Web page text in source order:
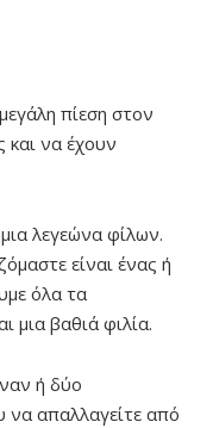
πίεση στον
και να έχουν
λεγεώνα φίλων.
είναι ένας ή
όλα τα
μια βαθιά φιλία.
ή δύο
να απαλλαγείτε από